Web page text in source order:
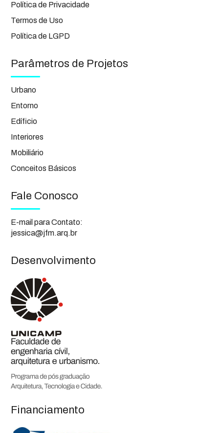
Política de Privacidade
Termos de Uso
Política de LGPD
Parâmetros de Projetos
Urbano
Entorno
Edíficio
Interiores
Mobiliário
Conceitos Básicos
Fale Conosco
E-mail para Contato:
jessica@jfm.arq.br
Desenvolvimento
Financiamento